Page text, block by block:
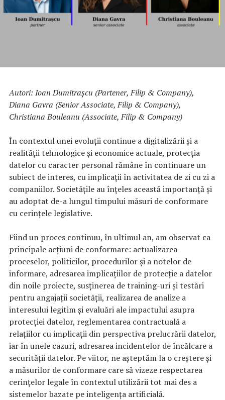
Autori: Ioan Dumitrașcu (Partener, Filip & Company),
Diana Gavra (Senior Associate, Filip & Company),
Christiana Bouleanu (Associate, Filip & Company)
În contextul unei evoluții continue a digitalizării și a
realității tehnologice și economice actuale, protecția
datelor cu caracter personal rămâne în continuare un
subiect de interes, cu implicații în activitatea de zi cu zi a
companiilor. Societățile au înțeles această importanță și
au adoptat de-a lungul timpului măsuri de conformare
cu cerințele legislative.
Fiind un proces continuu, în ultimul an, am observat ca
principale acțiuni de conformare: actualizarea
proceselor, politicilor, procedurilor și a notelor de
informare, adresarea implicațiilor de protecție a datelor
din noile proiecte, susținerea de training-uri și testări
pentru angajații societății, realizarea de analize a
interesului legitim și evaluări ale impactului asupra
protecției datelor, reglementarea contractuală a
relațiilor cu implicații din perspectiva prelucrării datelor,
iar în unele cazuri, adresarea incidentelor de încălcare a
securității datelor. Pe viitor, ne așteptăm la o creștere și
a măsurilor de conformare care să vizeze respectarea
cerințelor legale în contextul utilizării tot mai des a
sistemelor bazate pe inteligența artificială.